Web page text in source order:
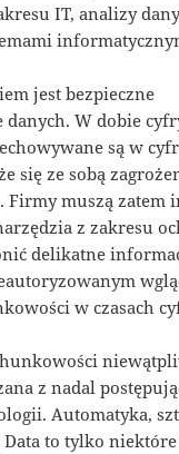
IT, analizy
jest bezpieczne
W dobie
są w
się ze sobą
Firmy muszą zatem
z zakresu
delikatne
w czasach
z nadal
Automatyka,
to tylko